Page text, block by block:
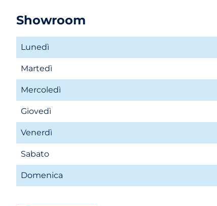
Showroom
Lunedì
Martedì
Mercoledì
Giovedì
Venerdì
Sabato
Domenica